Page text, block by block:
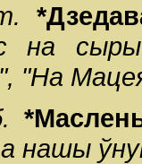
на
"На
нашы